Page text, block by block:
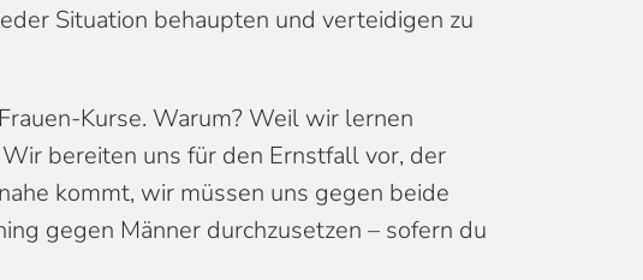
Situation behaupten und verteidigen zu
Kurse. Warum? Weil wir lernen
bereiten uns für den Ernstfall vor, der
kommt, wir müssen uns gegen beide
gegen Männer durchzusetzen – sofern du